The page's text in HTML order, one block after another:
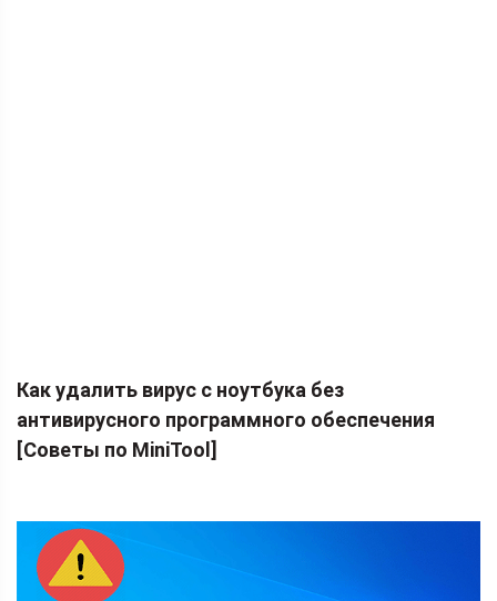
Как удалить вирус с ноутбука без
антивирусного программного обеспечения
[Советы по MiniTool]